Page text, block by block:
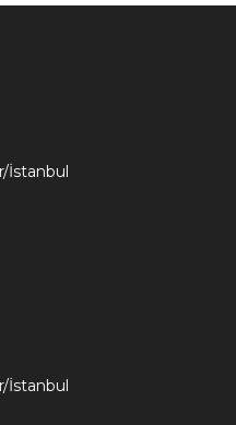
İstanbul
İstanbul